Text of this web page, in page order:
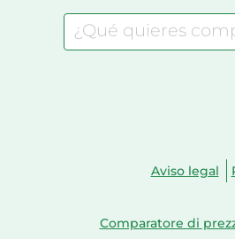
Aviso legal
Comparatore di